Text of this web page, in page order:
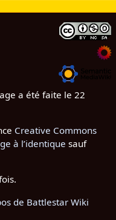
a été faite le 22
Creative Commons
à l’identique sauf
de Battlestar Wiki